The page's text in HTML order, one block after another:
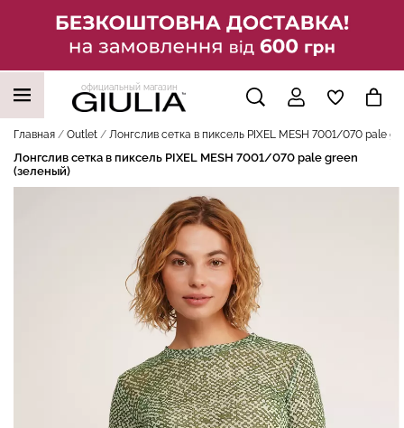
официальный магазин
Главная Outlet Лонгслив сетка в пиксель PIXEL MESH 7001/070 pale
Лонгслив сетка в пиксель PIXEL MESH 7001/070 pale green
(зеленый)
НАШИ ТРЕНДОВЫЕ ТОВАРЫ